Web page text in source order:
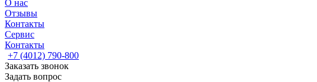
О нас
Отзывы
Контакты
Сервис
Контакты
+7 (4012) 790-800
Заказать звонок
Задать вопрос